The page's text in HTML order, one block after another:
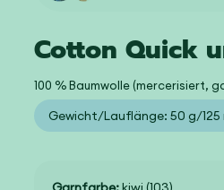
Cotton Quick
100 % Baumwolle (mercerisiert,
Gewicht/Lauflänge: 50 g/125